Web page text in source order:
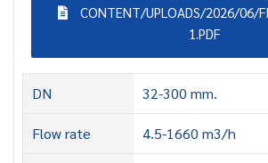
CONTENT/UPLOADS/2026/06/
1.PDF
DN 32-300 mm.
Flow rate 4.5-1660 m3/h